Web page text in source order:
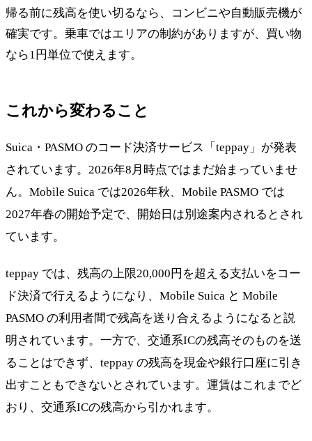
帰る前に残高を使い切るなら、コンビニや自動販売機が
確実です。乗車ではエリアの制約がありますが、買い物
なら1円単位で使えます。
これから変わること
Suica・PASMO のコード決済サービス「teppay」が発表
されています。2026年8月時点ではまだ始まっていませ
ん。Mobile Suica では2026年秋、Mobile PASMO では
2027年春の開始予定で、開始日は別途案内されるとされ
ています。
teppay では、残高の上限20,000円を超える支払いをコー
ド決済で行えるようになり、Mobile Suica と Mobile
PASMO の利用者間で残高を送り合えるようになると説
明されています。一方で、交通系ICの残高そのものを送
ることはできず、teppay の残高を現金や銀行口座に引き
出すこともできないとされています。運賃はこれまでど
おり、交通系ICの残高から引かれます。